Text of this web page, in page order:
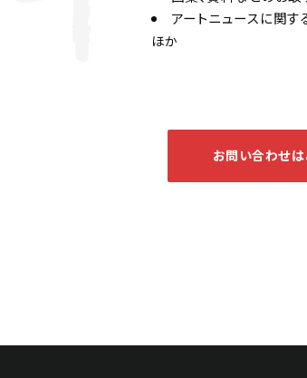
アートニュースに関
ほか
お問い合わせは